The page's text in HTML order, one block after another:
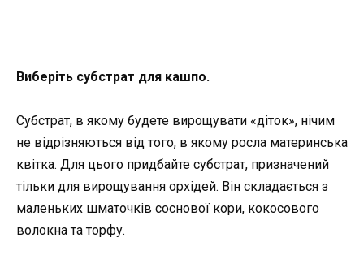
Виберіть субстрат для кашпо.
Субстрат, в якому будете вирощувати «діток», нічим
не відрізняються від того, в якому росла материнська
квітка. Для цього придбайте субстрат, призначений
тільки для вирощування орхідей. Він складається з
маленьких шматочків соснової кори, кокосового
волокна та торфу.